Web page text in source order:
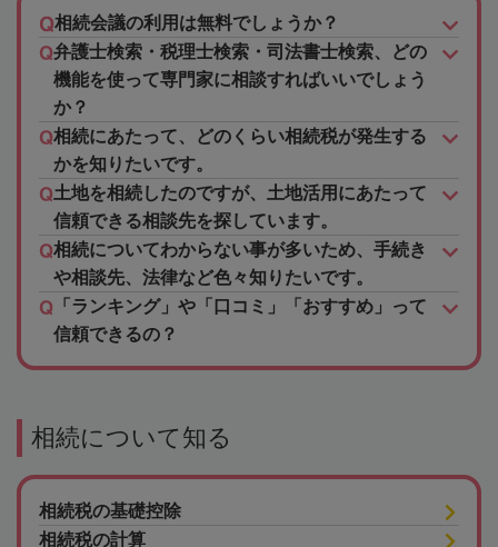
相続会議の利用は無料でしょうか？
弁護士検索・税理士検索・司法書士検索、どの
機能を使って専門家に相談すればいいでしょう
か？
相続にあたって、どのくらい相続税が発生する
かを知りたいです。
土地を相続したのですが、土地活用にあたって
信頼できる相談先を探しています。
相続についてわからない事が多いため、手続き
や相談先、法律など色々知りたいです。
「ランキング」や「口コミ」「おすすめ」って
信頼できるの？
相続について知る
相続税の基礎控除
相続税の計算